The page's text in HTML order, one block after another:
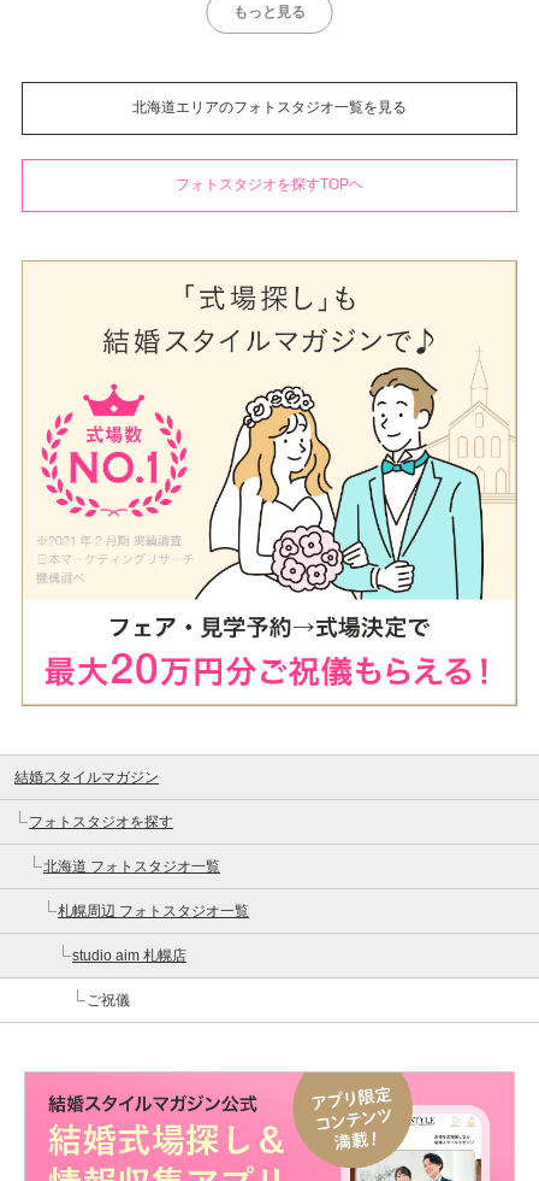
もっと見る
北海道エリアのフォトスタジオ一覧を見る
フォトスタジオを探すTOPヘ
結婚スタイルマガジン
フォトスタジオを探す
北海道 フォトスタジオ一覧
札幌周辺 フォトスタジオ一覧
studio aim 札幌店
ご祝儀